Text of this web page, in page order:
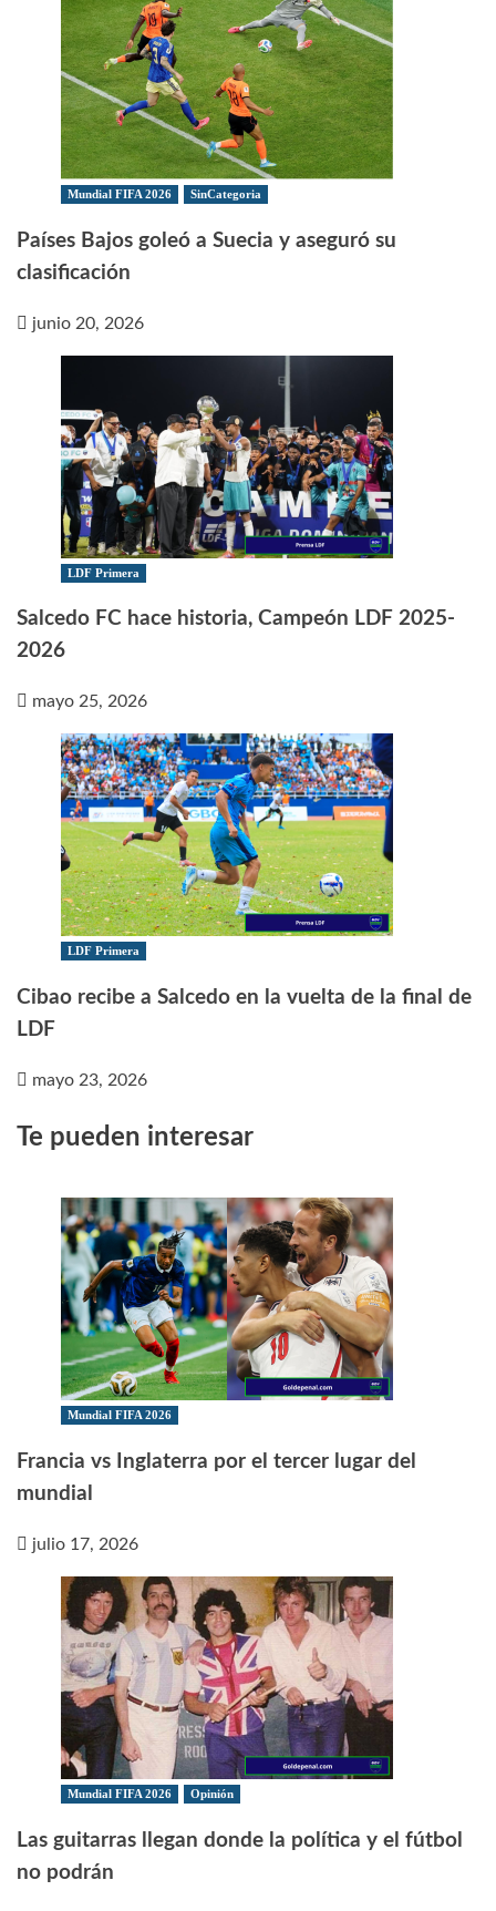
Mundial FIFA 2026 SinCategoria
Países Bajos goleó a Suecia y aseguró su
clasificación
junio 20, 2026
LDF Primera
Salcedo FC hace historia, Campeón LDF 2025-
2026
mayo 25, 2026
LDF Primera
Cibao recibe a Salcedo en la vuelta de la final de
LDF
mayo 23, 2026
Te pueden interesar
Mundial FIFA 2026
Francia vs Inglaterra por el tercer lugar del
mundial
julio 17, 2026
Mundial FIFA 2026 Opinión
Las guitarras llegan donde la política y el fútbol
no podrán